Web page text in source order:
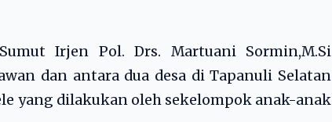
Irjen Pol. Drs. Martuani Sormin,M.Si
dan antara dua desa di Tapanuli Selatan
yang dilakukan oleh sekelompok anak-anak